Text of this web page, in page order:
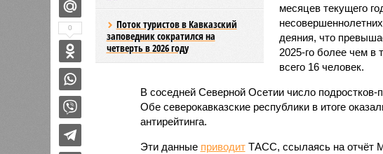
Поток туристов в Кавказский
заповедник сократился на
четверть в 2026 году
месяцев текущего
деяния, что
2025-го более чем в
всего 16 человек.
В соседней Северной Осетии число
Обе северокавказские республики в итоге
антирейтинга.
Эти данные приводитТАСС, ссылаясь на отчёт
0